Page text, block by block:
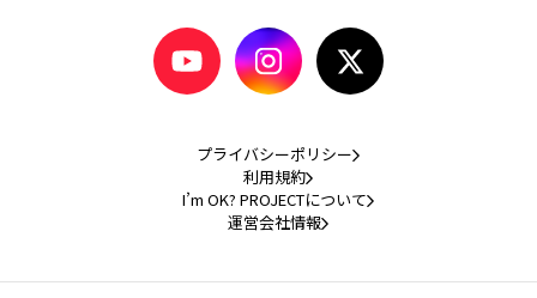
プライバシーポリシー
利用規約
I’m OK? PROJECTについて
運営会社情報